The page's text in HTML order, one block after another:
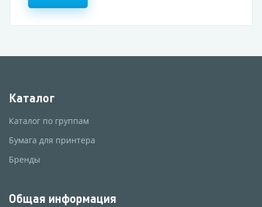
Каталог
Каталог по группам
Бумага для принтера
Бренды
Общая информация